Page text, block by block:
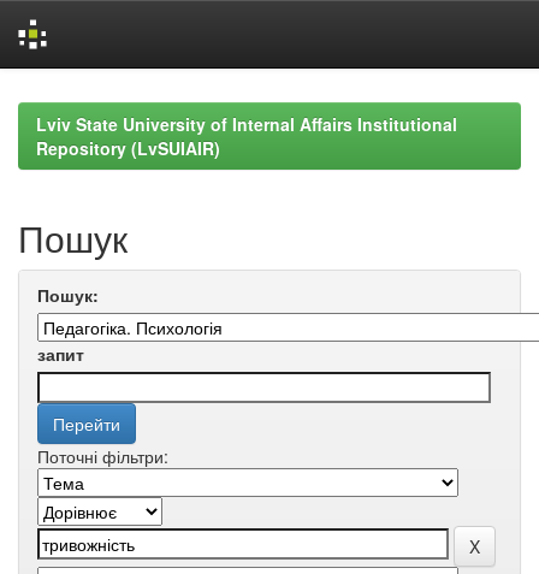
navigationLviv State University of Internal Affairs Institutional
Repository (LvSUIAIR)
Пошук
Пошук:
запит
Поточні фільтри: